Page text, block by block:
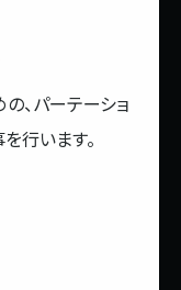
、パーテーショ
行います。